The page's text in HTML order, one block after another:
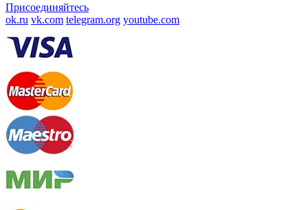
Присоединяйтесь
ok.ru vk.com telegram.org youtube.com